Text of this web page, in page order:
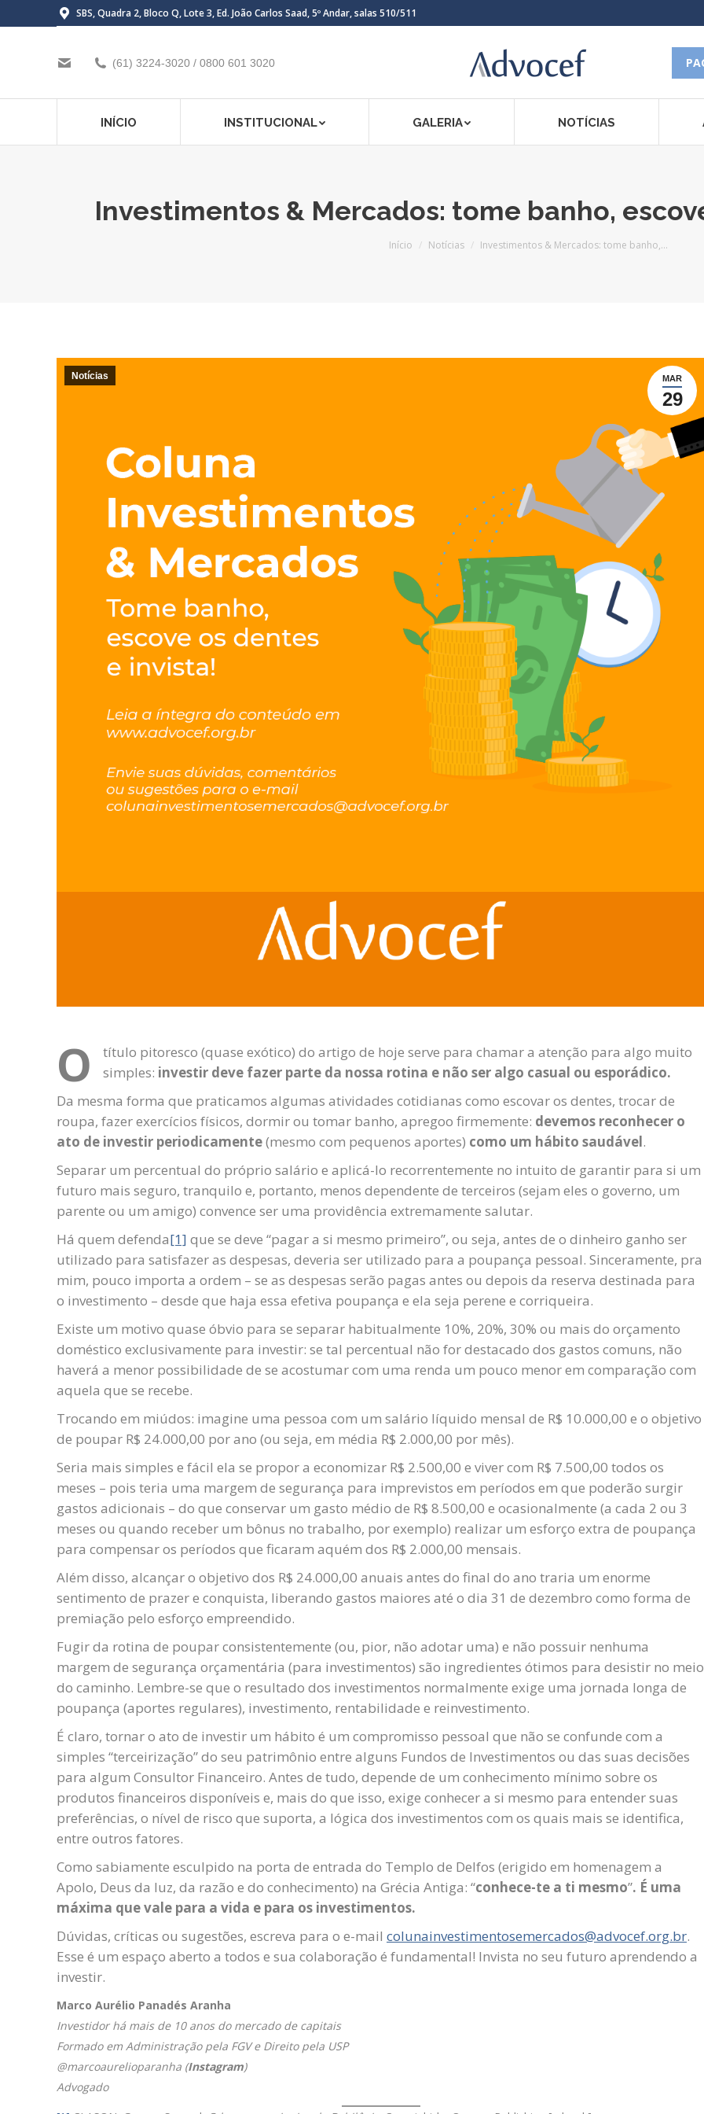
SBS, Quadra 2, Bloco Q, Lote 3, Ed. João Carlos Saad, 5º Andar, salas 510/511
(61) 3224-3020 / 0800 601 3020
INÍCIO INSTITUCIONAL GALERIA NOTÍCIAS
Investimentos & Mercados: tome banho,
Você está aqui:
Início Notícias Investimentos & Mercados: tome banho,…
MAR
29
Notícias
O
título pitoresco (quase exótico) do artigo de hoje serve para chamar a atenção para algo muito
simples: investir deve fazer parte da nossa rotina e não ser algo casual ou esporádico.
Da mesma forma que praticamos algumas atividades cotidianas como escovar os dentes, trocar de
roupa, fazer exercícios físicos, dormir ou tomar banho, apregoo firmemente: devemos reconhecer o
ato de investir periodicamente(mesmo com pequenos aportes) como um hábito saudável.
Separar um percentual do próprio salário e aplicá-lo recorrentemente no intuito de garantir para si um
futuro mais seguro, tranquilo e, portanto, menos dependente de terceiros (sejam eles o governo, um
parente ou um amigo) convence ser uma providência extremamente salutar.
Há quem defenda[1] que se deve “pagar a si mesmo primeiro”, ou seja, antes de o dinheiro ganho ser
utilizado para satisfazer as despesas, deveria ser utilizado para a poupança pessoal. Sinceramente, pra
mim, pouco importa a ordem – se as despesas serão pagas antes ou depois da reserva destinada para
o investimento – desde que haja essa efetiva poupança e ela seja perene e corriqueira.
Existe um motivo quase óbvio para se separar habitualmente 10%, 20%, 30% ou mais do orçamento
doméstico exclusivamente para investir: se tal percentual não for destacado dos gastos comuns, não
haverá a menor possibilidade de se acostumar com uma renda um pouco menor em comparação com
aquela que se recebe.
Trocando em miúdos: imagine uma pessoa com um salário líquido mensal de R$ 10.000,00 e o objetivo
de poupar R$ 24.000,00 por ano (ou seja, em média R$ 2.000,00 por mês).
Seria mais simples e fácil ela se propor a economizar R$ 2.500,00 e viver com R$ 7.500,00 todos os
meses – pois teria uma margem de segurança para imprevistos em períodos em que poderão surgir
gastos adicionais – do que conservar um gasto médio de R$ 8.500,00 e ocasionalmente (a cada 2 ou 3
meses ou quando receber um bônus no trabalho, por exemplo) realizar um esforço extra de poupança
para compensar os períodos que ficaram aquém dos R$ 2.000,00 mensais.
Além disso, alcançar o objetivo dos R$ 24.000,00 anuais antes do final do ano traria um enorme
sentimento de prazer e conquista, liberando gastos maiores até o dia 31 de dezembro como forma de
premiação pelo esforço empreendido.
Fugir da rotina de poupar consistentemente (ou, pior, não adotar uma) e não possuir nenhuma
margem de segurança orçamentária (para investimentos) são ingredientes ótimos para desistir no meio
do caminho. Lembre-se que o resultado dos investimentos normalmente exige uma jornada longa de
poupança (aportes regulares), investimento, rentabilidade e reinvestimento.
É claro, tornar o ato de investir um hábito é um compromisso pessoal que não se confunde com a
simples “terceirização” do seu patrimônio entre alguns Fundos de Investimentos ou das suas decisões
para algum Consultor Financeiro. Antes de tudo, depende de um conhecimento mínimo sobre os
produtos financeiros disponíveis e, mais do que isso, exige conhecer a si mesmo para entender suas
preferências, o nível de risco que suporta, a lógica dos investimentos com os quais mais se identifica,
entre outros fatores.
Como sabiamente esculpido na porta de entrada do Templo de Delfos (erigido em homenagem a
Apolo, Deus da luz, da razão e do conhecimento) na Grécia Antiga: “conhece-te a ti mesmo”. É uma
máxima que vale para a vida e para os investimentos.
Dúvidas, críticas ou sugestões, escreva para o e-mail colunainvestimentosemercados@advocef.org.br.
Esse é um espaço aberto a todos e sua colaboração é fundamental! Invista no seu futuro aprendendo a
investir.
Marco Aurélio Panadés Aranha
Investidor há mais de 10 anos do mercado de capitais
Formado em Administração pela FGV e Direito pela USP
@marcoaurelioparanha (Instagram)
Advogado